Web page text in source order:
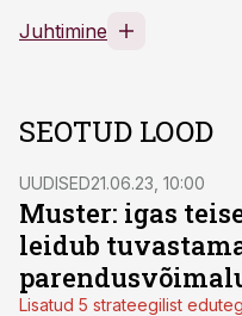
Juhtimine
SEOTUD LOOD
UUDISED21.06.23, 10:00
Muster: igas
leidub
Lisatud 5 strateegilist